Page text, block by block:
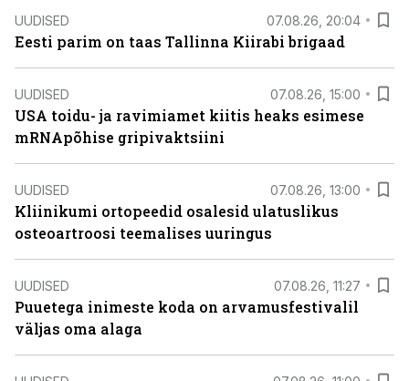
UUDISED 07.08.26, 20:04
Eesti parim on taas Tallinna Kiirabi brigaad
UUDISED 07.08.26, 15:00
USA toidu- ja ravimiamet kiitis heaks esimese
mRNApõhise gripivaktsiini
UUDISED 07.08.26, 13:00
Kliinikumi ortopeedid osalesid ulatuslikus
osteoartroosi teemalises uuringus
UUDISED 07.08.26, 11:27
Puuetega inimeste koda on arvamusfestivalil
väljas oma alaga